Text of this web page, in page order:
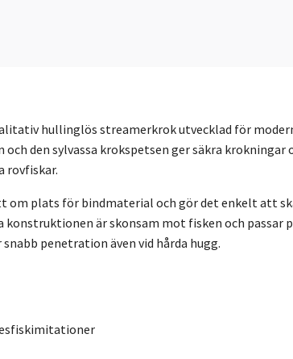
hullinglös streamerkrok utvecklad för
den sylvassa krokspetsen ger säkra
rovfiskar.
om plats för bindmaterial och gör det enkelt att
är skonsam mot fisken och passar
penetration även vid hårda hugg.